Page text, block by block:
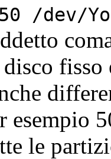
/dev/
esempio
le